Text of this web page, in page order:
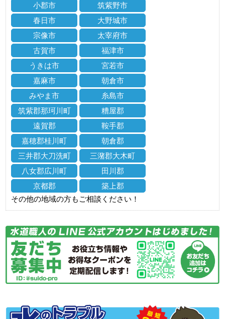
小郡市
筑紫野市
春日市
大野城市
宗像市
太宰府市
古賀市
福津市
うきは市
宮若市
嘉麻市
朝倉市
みやま市
糸島市
筑紫郡那珂川町
糟屋郡
遠賀郡
鞍手郡
嘉穂郡桂川町
朝倉郡
三井郡大刀洗町
三潴郡大木町
八女郡広川町
田川郡
京都郡
築上郡
その他の地域の方もご相談ください！